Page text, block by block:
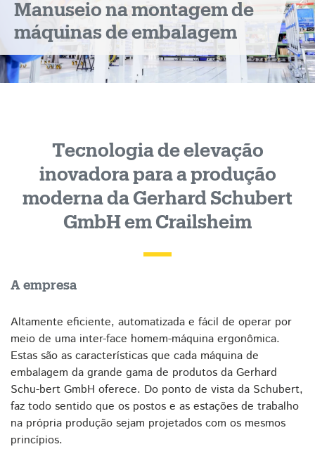
produção
moderna
da
Schubert
GmbH
Crailsheim
Manuseio na montagem de
máquinas de embalagem
Tecnologia de elevação
inovadora para a produção
moderna da Gerhard Schubert
GmbH em Crailsheim
A empresa
Altamente eficiente, automatizada e fácil de operar por
meio de uma inter-face homem-máquina ergonômica.
Estas são as características que cada máquina de
embalagem da grande gama de produtos da Gerhard
Schu-bert GmbH oferece. Do ponto de vista da Schubert,
faz todo sentido que os postos e as estações de trabalho
na própria produção sejam projetados com os mesmos
princípios.